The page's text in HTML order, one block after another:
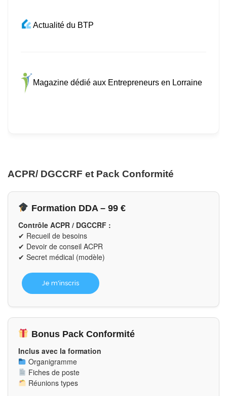
Actualité du BTP
Magazine dédié aux Entrepreneurs en Lorraine
ACPR/ DGCCRF et Pack Conformité
Formation DDA – 99 €
Contrôle ACPR / DGCCRF :
✔ Recueil de besoins
✔ Devoir de conseil ACPR
✔ Secret médical (modèle)
Je m'inscris
Bonus Pack Conformité
Inclus avec la formation
Organigramme
Fiches de poste
Réunions types